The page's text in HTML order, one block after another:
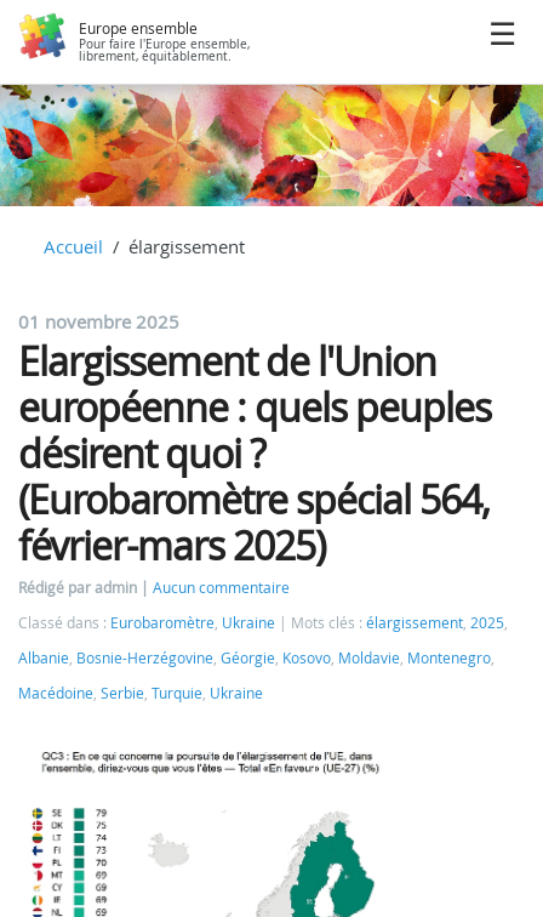
Europe ensemble
Pour faire l'Europe ensemble,
librement, équitablement.
Accueil élargissement
01 novembre 2025
Elargissement de l'Union
européenne : quels peuples
désirent quoi ?
(Eurobaromètre spécial 564,
février-mars 2025)
Rédigé par admin
Aucun commentaire
Classé dans : Eurobaromètre Ukraine Mots clés : élargissement 2025
Albanie Bosnie-Herzégovine Géorgie Kosovo Moldavie Montenegro
Macédoine Serbie Turquie Ukraine